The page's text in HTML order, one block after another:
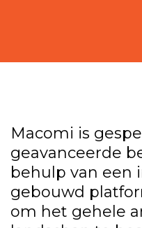
Macomi is
geavanceerde
behulp van een
gebouwd
om het gehele